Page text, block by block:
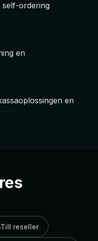
self-ordering
en
en
reseller